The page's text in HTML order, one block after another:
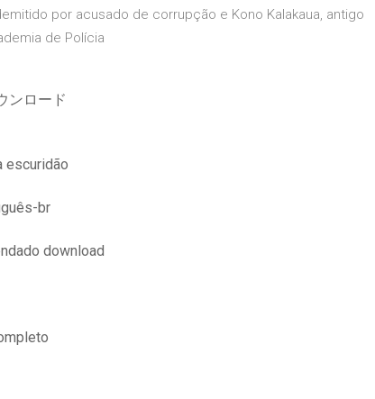
por acusado de corrupção e Kono Kalakaua, antigo
de Polícia
ンロード
escuridão
br
download